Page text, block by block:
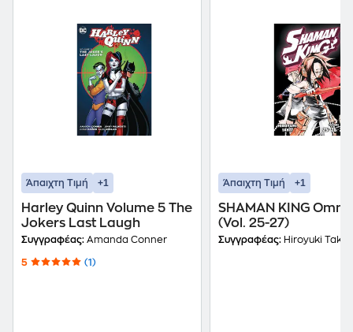
Άπαιχτη Τιμή +1
Harley Quinn Volume 5 The
Jokers Last Laugh
Συγγραφέας: Amanda Conner
5 (1)
Άπαιχτη Τιμή +1
SHAMAN KING
(Vol. 25-27)
Συγγραφέας: Hiroyuki Takei